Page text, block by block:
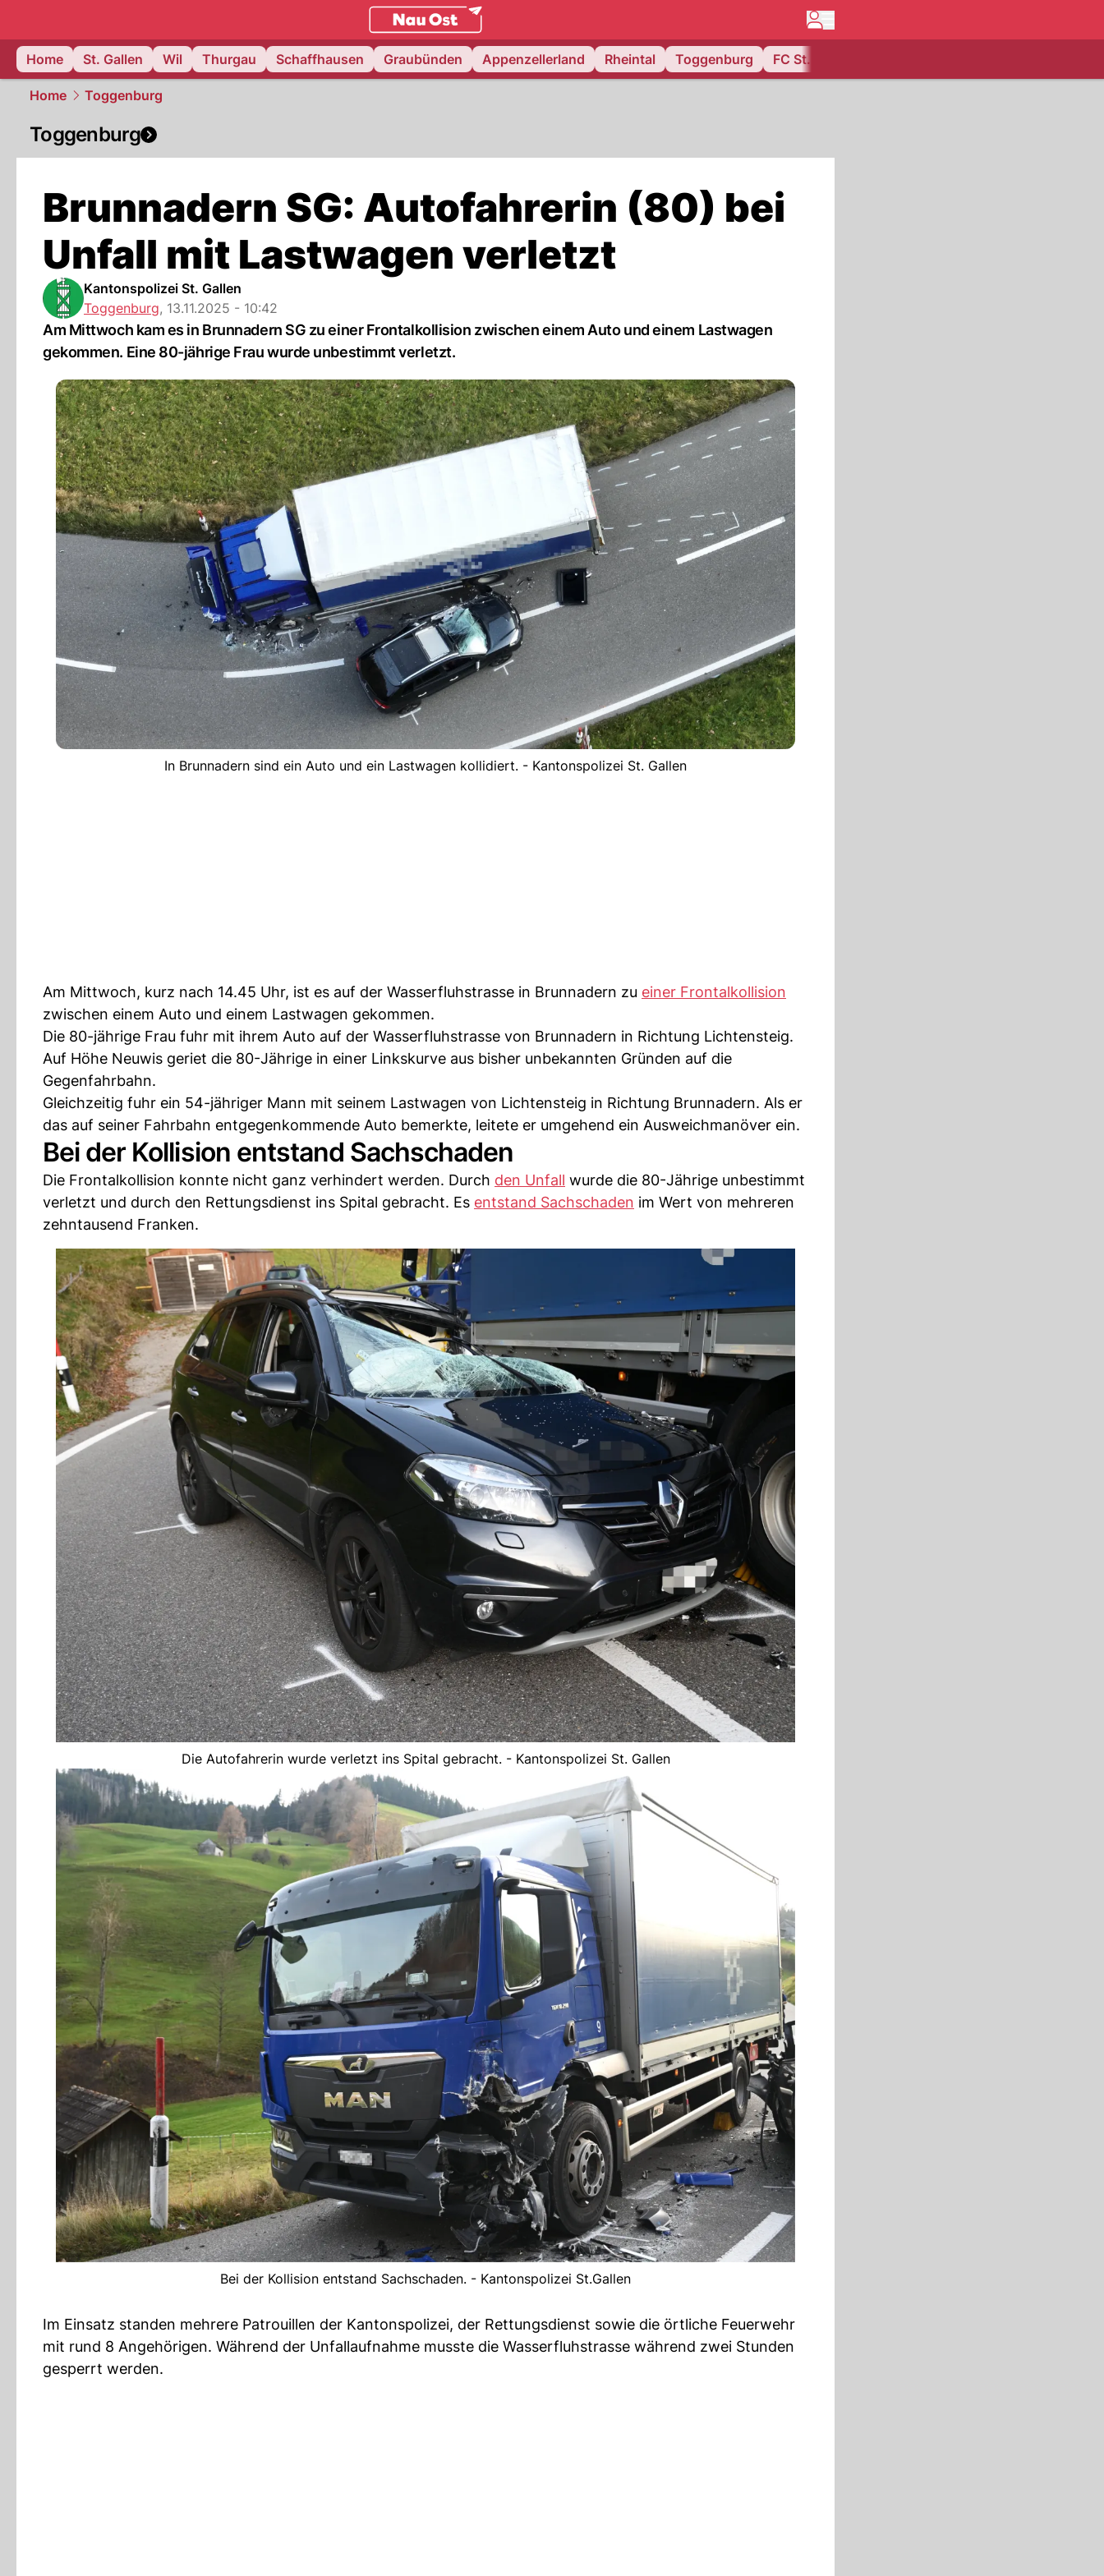
ostschweiz.NAU.ch
Home
St. Gallen Wil Thurgau Schaffhausen Graubünden Appenzellerland Rheintal Toggenburg FC St. Gallen
Home Toggenburg
Toggenburg
Brunnadern SG: Autofahrerin (80) bei
Unfall mit Lastwagen verletzt
Kantonspolizei St. Gallen
Toggenburg, 13.11.2025 - 10:42
Am Mittwoch kam es in Brunnadern SG zu einer Frontalkollision zwischen einem Auto und einem Lastwagen
gekommen. Eine 80-jährige Frau wurde unbestimmt verletzt.
In Brunnadern sind ein Auto und ein Lastwagen kollidiert. - Kantonspolizei St. Gallen
Am Mittwoch, kurz nach 14.45 Uhr, ist es auf der Wasserfluhstrasse in Brunnadern zu einer Frontalkollision
zwischen einem Auto und einem Lastwagen gekommen.
Die 80-jährige Frau fuhr mit ihrem Auto auf der Wasserfluhstrasse von Brunnadern in Richtung Lichtensteig.
Auf Höhe Neuwis geriet die 80-Jährige in einer Linkskurve aus bisher unbekannten Gründen auf die
Gegenfahrbahn.
Gleichzeitig fuhr ein 54-jähriger Mann mit seinem Lastwagen von Lichtensteig in Richtung Brunnadern. Als er
das auf seiner Fahrbahn entgegenkommende Auto bemerkte, leitete er umgehend ein Ausweichmanöver ein.
Bei der Kollision entstand Sachschaden
Die Frontalkollision konnte nicht ganz verhindert werden. Durch den Unfall wurde die 80-Jährige unbestimmt
verletzt und durch den Rettungsdienst ins Spital gebracht. Es entstand Sachschaden im Wert von mehreren
zehntausend Franken.
Die Autofahrerin wurde verletzt ins Spital gebracht. - Kantonspolizei St. Gallen
Bei der Kollision entstand Sachschaden. - Kantonspolizei St.Gallen
Im Einsatz standen mehrere Patrouillen der Kantonspolizei, der Rettungsdienst sowie die örtliche Feuerwehr
mit rund 8 Angehörigen. Während der Unfallaufnahme musste die Wasserfluhstrasse während zwei Stunden
gesperrt werden.